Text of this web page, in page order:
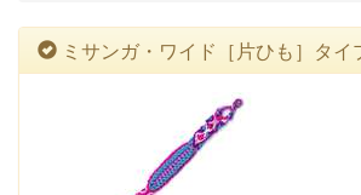
ミサンガ・ワイド［片ひも］タイ